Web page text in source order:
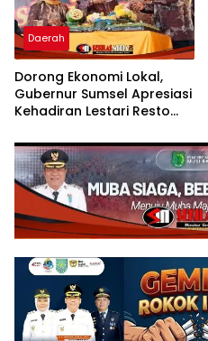
Daerah
Dorong Ekonomi Lokal,
Gubernur Sumsel Apresiasi
Kehadiran Lestari Resto
Opening 50%